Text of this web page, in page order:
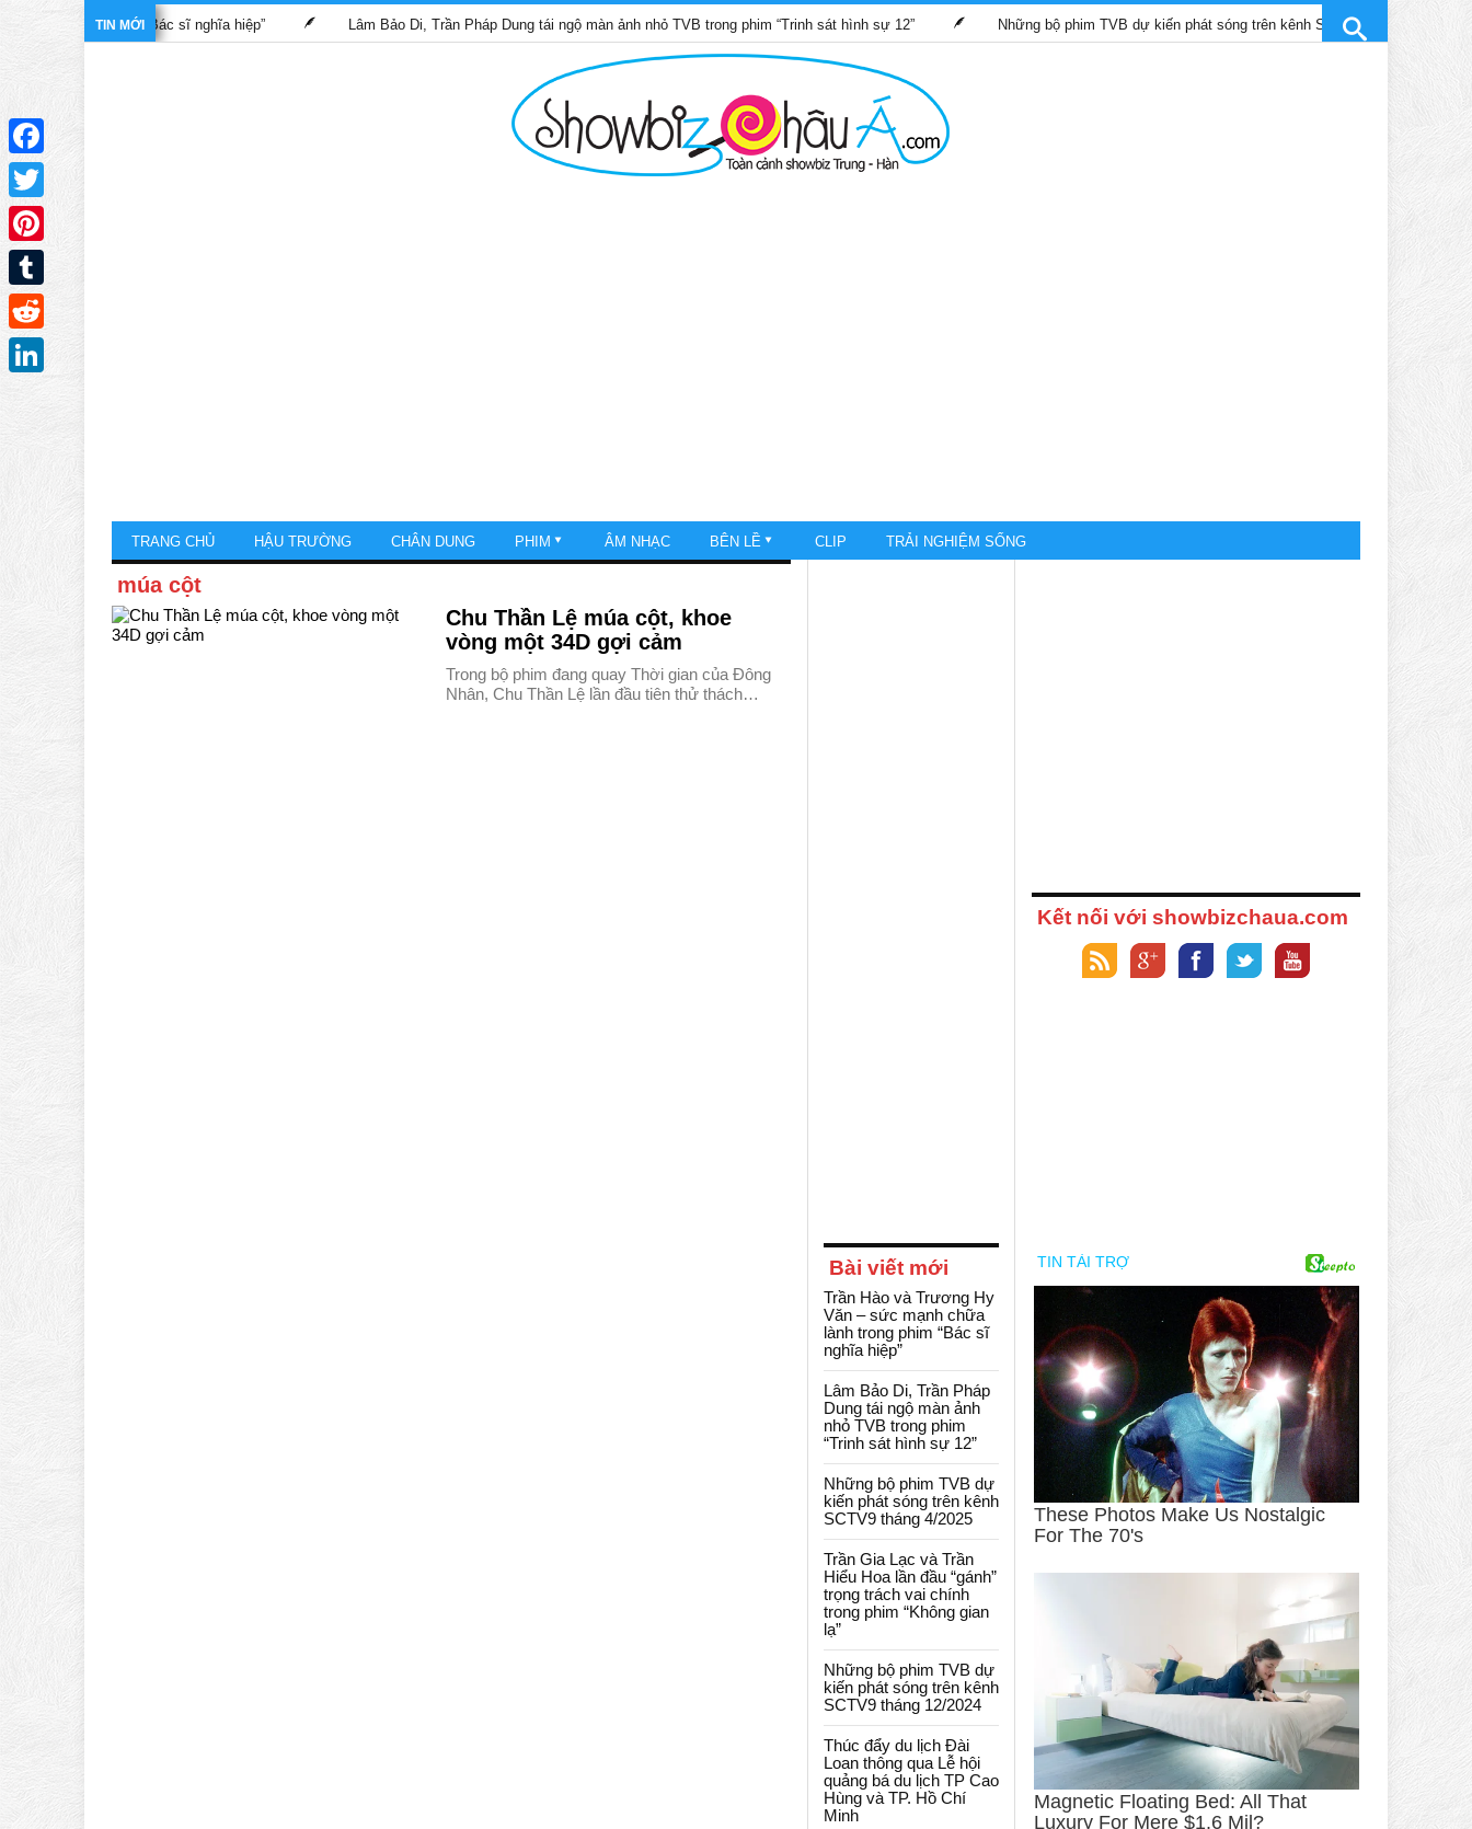
TIN MỚI
phim “Bác sĩ nghĩa hiệp” Lâm Bảo Di, Trần Pháp Dung tái ngộ màn ảnh nhỏ TVB trong phim “Trinh sát hình sự 12” Những bộ phim TVB dự kiến phát sóng trên kênh SCTV9 tháng 4/2025
TRANG CHỦ HẬU TRƯỜNG CHÂN DUNG PHIM ÂM NHẠC BÊN LỀ CLIP TRẢI NGHIỆM SỐNG
múa cột
Chu Thần Lệ múa cột, khoe
vòng một 34D gợi cảm
Trong bộ phim đang quay Thời gian của Đông
Nhân, Chu Thần Lệ lần đầu tiên thử thách…
Bài viết mới
Trần Hào và Trương Hy
Văn – sức mạnh chữa
lành trong phim “Bác sĩ
nghĩa hiệp”
Lâm Bảo Di, Trần Pháp
Dung tái ngộ màn ảnh
nhỏ TVB trong phim
“Trinh sát hình sự 12”
Những bộ phim TVB dự
kiến phát sóng trên kênh
SCTV9 tháng 4/2025
Trần Gia Lạc và Trần
Hiểu Hoa lần đầu “gánh”
trọng trách vai chính
trong phim “Không gian
lạ”
Những bộ phim TVB dự
kiến phát sóng trên kênh
SCTV9 tháng 12/2024
Thúc đẩy du lịch Đài
Loan thông qua Lễ hội
quảng bá du lịch TP Cao
Hùng và TP. Hồ Chí
Minh
Kết nối với showbizchaua.com
Facebook
Twitter
Pinterest
Tumblr
Reddit